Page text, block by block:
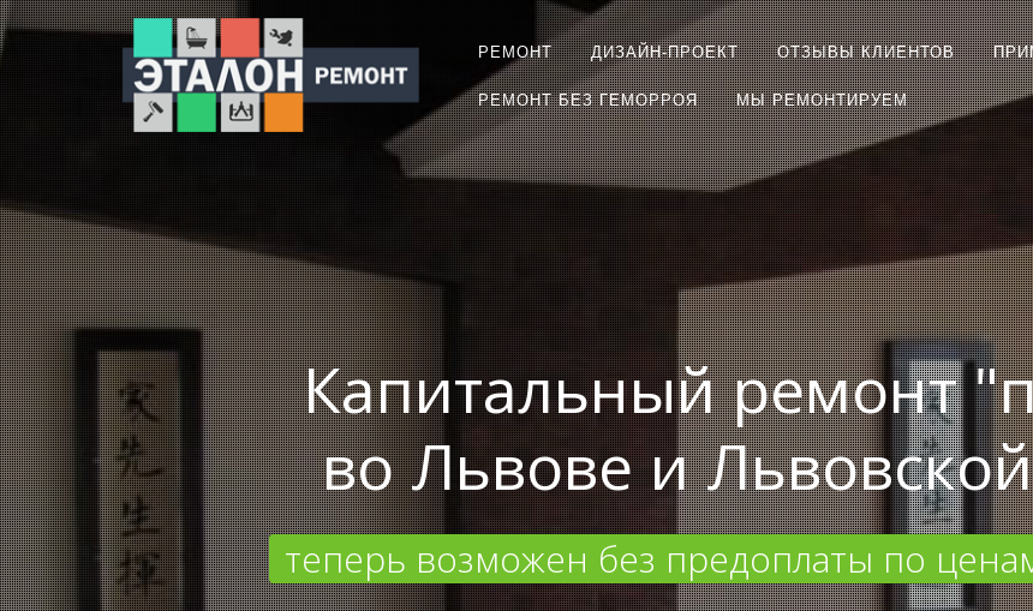
РЕМОНТ ДИЗАЙН-ПРОЕКТ ОТЗЫВЫ КЛИЕНТОВ
РЕМОНТ БЕЗ ГЕМОРРОЯ МЫ РЕМОНТИРУЕМ
Капитальный ремонт
во Львове и
теперь возможен без предоплаты по